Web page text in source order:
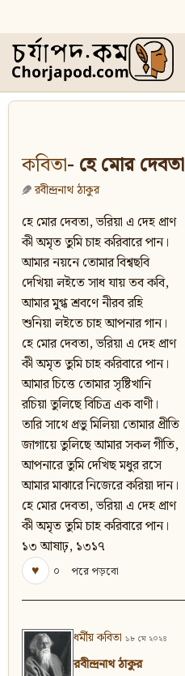
কবিতা- হে মোর দেবতা
রবীন্দ্রনাথ ঠাকুর
হে মোর দেবতা, ভরিয়া এ দেহ প্রাণ
কী অমৃত তুমি চাহ করিবারে পান।
আমার নয়নে তোমার বিশ্বছবি
দেখিয়া লইতে সাধ যায় তব কবি,
আমার মুগ্ধ শ্রবণে নীরব রহি
শুনিয়া লইতে চাহ আপনার গান।
হে মোর দেবতা, ভরিয়া এ দেহ প্রাণ
কী অমৃত তুমি চাহ করিবারে পান।
আমার চিত্তে তোমার সৃষ্টিখানি
রচিয়া তুলিছে বিচিত্র এক বাণী।
তারি সাথে প্রভু মিলিয়া তোমার প্রীতি
জাগায়ে তুলিছে আমার সকল গীতি,
আপনারে তুমি দেখিছ মধুর রসে
আমার মাঝারে নিজেরে করিয়া দান।
হে মোর দেবতা, ভরিয়া এ দেহ প্রাণ
কী অমৃত তুমি চাহ করিবারে পান।
১৩ আষাঢ়, ১৩১৭
♥
০ পরে পড়বো
ধর্মীয় কবিতা ১৮ মে ২০২৪
রবীন্দ্রনাথ ঠাকুর